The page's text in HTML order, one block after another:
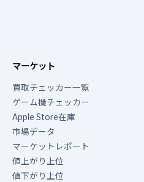
マーケット
買取チェッカー一覧
ゲーム機チェッカー
Apple Store在庫
市場データ
マーケットレポート
値上がり上位
値下がり上位